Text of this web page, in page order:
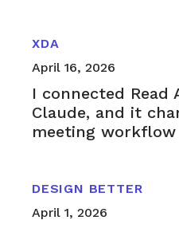
XDA
April 16, 2026
I connected Read
Claude, and it
meeting workflow
DESIGN BETTER
April 1, 2026